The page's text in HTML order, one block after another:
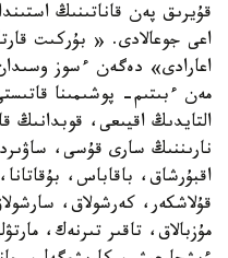
قۇيرىق پەن قاناتىنىڭ
اعى جوعالادى. « بۇركىت
اعارادى» دەگەن ءسوز
مەن ءبىتىم- پوشىمىنا
التايدىڭ اقيىعى، قوبدانىڭ
نارىننىڭ سارى قۇسى،
اقبۇرشاق، باقاباس،
قۇلاشكەر، كەرشولاق،
مۇزبالاق، تاقىر تىرنەك،